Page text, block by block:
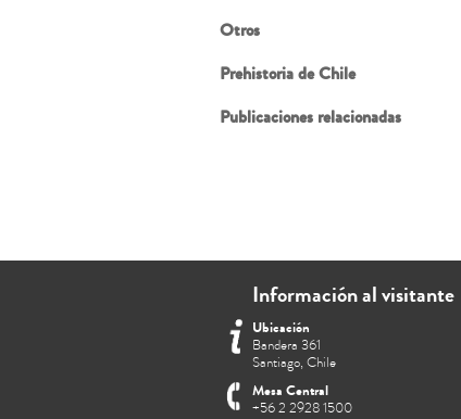
Otros
Prehistoria de Chile
Publicaciones relacionadas
Información al visitante
Ubicación
Bandera 361
Santiago, Chile
Mesa Central
+56 2 2928 1500